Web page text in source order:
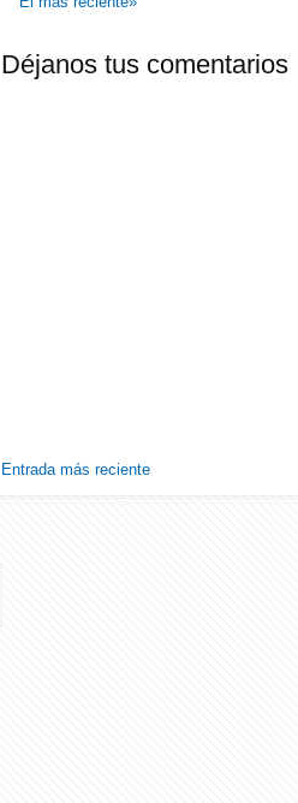
Déjanos tus comentarios
Entrada más reciente